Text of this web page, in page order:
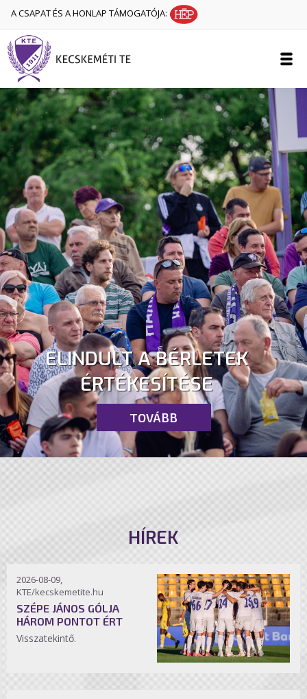
A CSAPAT ÉS A HONLAP TÁMOGATÓJA:
ELINDULT A BÉRLETEK
ÉRTÉKESÍTÉSE
TOVÁBB
HÍREK
2026-08-09,
KTE/kecskemetite.hu
SZÉPE JÁNOS GÓLJA
HÁROM PONTOT ÉRT
Visszatekintő.